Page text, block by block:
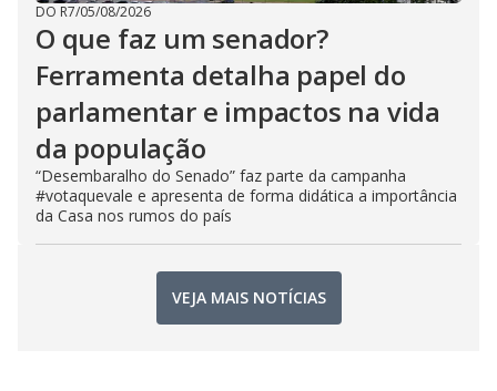
DO R7/05/08/2026
O que faz um senador?
Ferramenta detalha papel do
parlamentar e impactos na vida
da população
“Desembaralho do Senado” faz parte da campanha
#votaquevale e apresenta de forma didática a importância
da Casa nos rumos do país
VEJA MAIS NOTÍCIAS